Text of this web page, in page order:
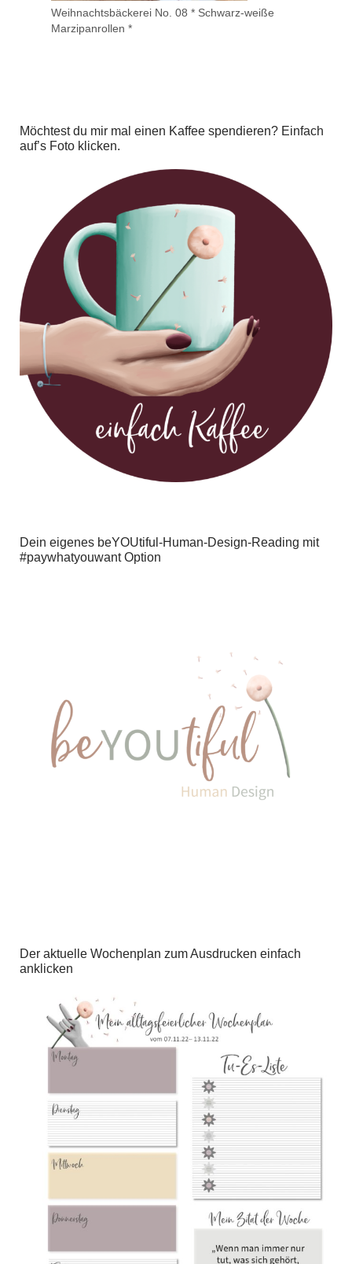
Weihnachtsbäckerei No. 08 * Schwarz-weiße
Marzipanrollen *
Möchtest du mir mal einen Kaffee spendieren? Einfach
auf’s Foto klicken.
Dein eigenes beYOUtiful-Human-Design-Reading mit
#paywhatyouwant Option
Der aktuelle Wochenplan zum Ausdrucken einfach
anklicken